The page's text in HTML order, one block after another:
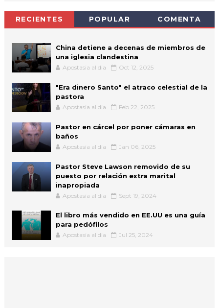
RECIENTES POPULAR COMENTA
China detiene a decenas de miembros de
una iglesia clandestina
Apostasia al dia Oct 12, 2025
"Era dinero Santo" el atraco celestial de la
pastora
Apostasia al dia Feb 22, 2025
Pastor en cárcel por poner cámaras en
baños
Apostasia al dia Jan 06, 2025
Pastor Steve Lawson removido de su
puesto por relación extra marital
inapropiada
Apostasia al dia Sept 19, 2024
El libro más vendido en EE.UU es una guía
para pedófilos
Apostasia al dia Jul 25, 2024